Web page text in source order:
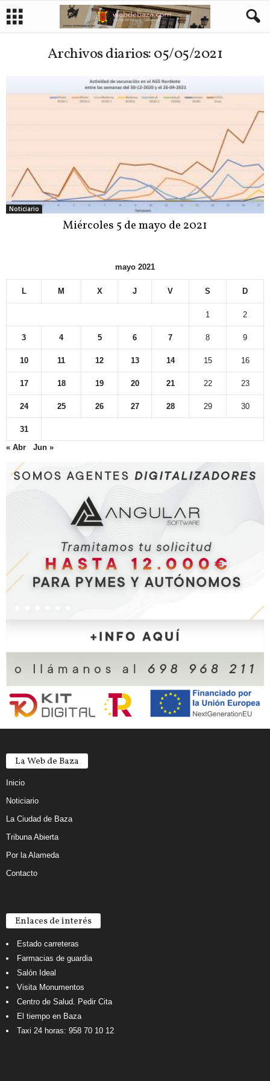
Archivos diarios: 05/05/2021
Noticiario
Miércoles 5 de mayo de 2021
mayo 2021
L M X J V S D
1 2
3 4 5 6 7 8 9
10 11 12 13 14 15 16
17 18 19 20 21 22 23
24 25 26 27 28 29 30
31
« Abr
Jun »
La Web de Baza
Inicio
Noticiario
La Ciudad de Baza
Tribuna Abierta
Por la Alameda
Contacto
Enlaces de interés
Estado carreteras
Farmacias de guardia
Salón Ideal
Visita Monumentos
Centro de Salud. Pedir Cita
El tiempo en Baza
Taxi 24 horas: 958 70 10 12